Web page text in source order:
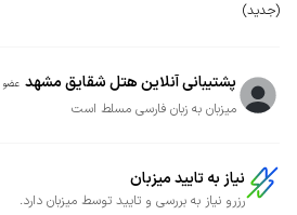
(جدید)
پشتیبانی آنلاین هتل شقایق مشهد عضو
میزبان به زبان فارسی مسلط است
نیاز به تایید میزبان
رزرو نیاز به بررسی و تایید توسط میزبان دارد.